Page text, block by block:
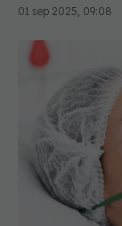
01 sep 2025, 09:08